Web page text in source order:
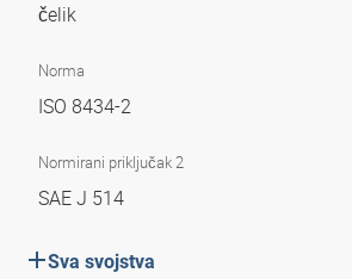
čelik
Norma
ISO 8434-2
Normirani priključak 2
SAE J 514
Sva svojstva